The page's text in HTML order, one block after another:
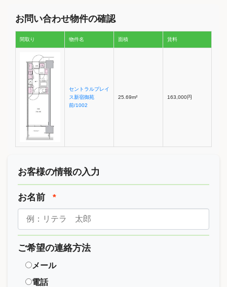
お問い合わせ物件の確認
間取り 物件名 面積 賃料
セントラルプレイ
ス新宿御苑
前/1002
25.69m² 163,000円
お客様の情報の入力
お名前 *
ご希望の連絡方法
メール
電話